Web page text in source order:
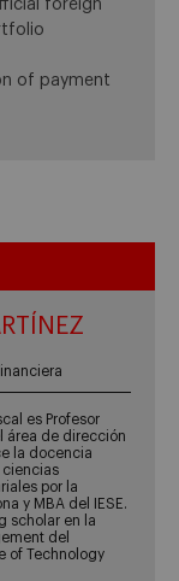
foreign
of payment
es Profesor
área de dirección
la docencia
ciencias
por la
y MBA del IESE.
scholar en la
del
of Technology